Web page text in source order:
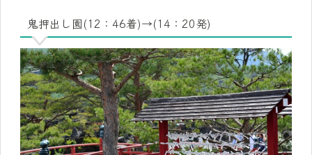
鬼押出し園(12：46着)→(14：20発)